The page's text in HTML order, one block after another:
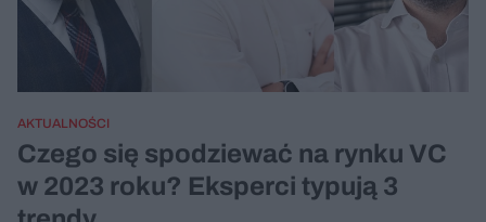
AKTUALNOŚCI
Czego się spodziewać na rynku VC
w 2023 roku? Eksperci typują 3